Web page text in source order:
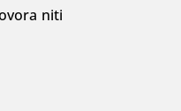
niti